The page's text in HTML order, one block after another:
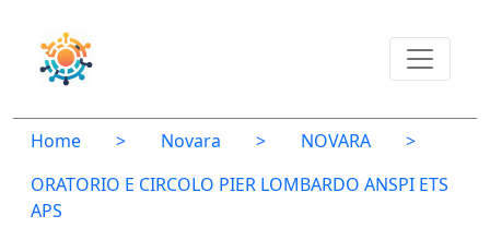
Home > Novara > NOVARA
>
ORATORIO E CIRCOLO PIER LOMBARDO ANSPI ETS
APS